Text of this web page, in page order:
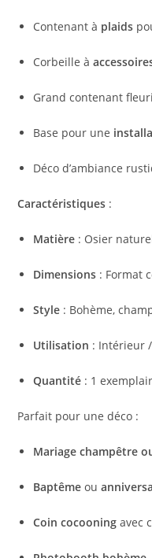
Contenant à plaids
Corbeille à
Grand contenant
Base pour une
Déco d’ambiance
Caractéristiques :
Matière : Osier
Dimensions : Format
Style : Bohème,
Utilisation : Intérieur
Quantité : 1
Parfait pour une déco :
Mariage champêtre
Baptême ou
Coin cocooning avec